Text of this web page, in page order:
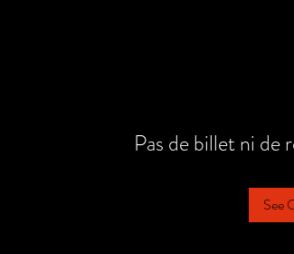
Pas de billet ni de
See